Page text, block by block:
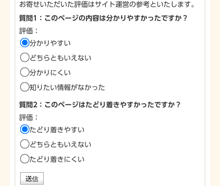
お寄せいただいた評価はサイト運営の参考といたします。
質問1：このページの内容は分かりやすかったですか？
評価：
分かりやすい
どちらともいえない
分かりにくい
知りたい情報がなかった
質問2：このページはたどり着きやすかったですか？
評価：
たどり着きやすい
どちらともいえない
たどり着きにくい